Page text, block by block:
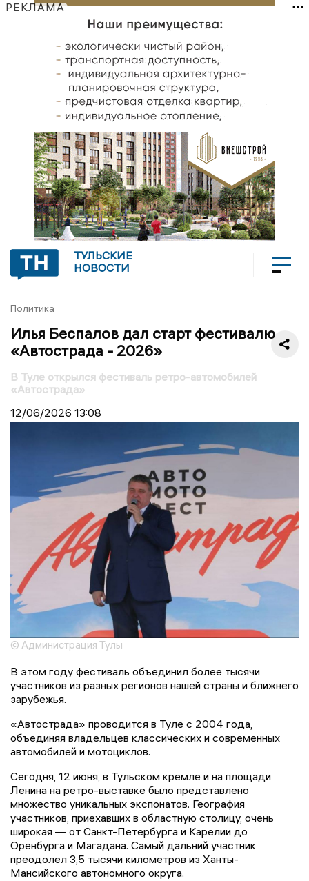
РЕКЛАМА
ТУЛЬСКИЕ
НОВОСТИ
Политика
Илья Беспалов дал старт фестивалю
«Автострада - 2026»
В Туле открылся фестиваль ретро-автомобилей
«Автострада»
12/06/2026 13:08
© Администрация Тулы
В этом году фестиваль объединил более тысячи
участников из разных регионов нашей страны и ближнего
зарубежья.
«Автострада» проводится в Туле с 2004 года,
объединяя владельцев классических и современных
автомобилей и мотоциклов.
Сегодня, 12 июня, в Тульском кремле и на площади
Ленина на ретро-выставке было представлено
множество уникальных экспонатов. География
участников, приехавших в областную столицу, очень
широкая — от Санкт-Петербурга и Карелии до
Оренбурга и Магадана. Самый дальний участник
преодолел 3,5 тысячи километров из Ханты-
Мансийского автономного округа.